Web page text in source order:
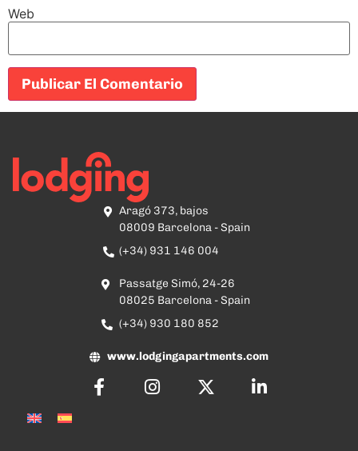
Web
Aragó 373, bajos
08009 Barcelona - Spain
(+34) 931 146 004
Passatge Simó, 24-26
08025 Barcelona - Spain
(+34) 930 180 852
www.lodgingapartments.com